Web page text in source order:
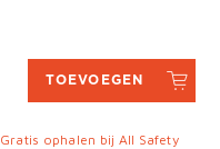
TOEVOEGEN
Gratis ophalen bij All Safety